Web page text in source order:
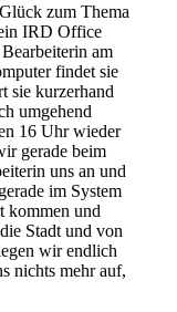
zum Thema
IRD Office
am
findet sie
sie kurzerhand
umgehend
16 Uhr wieder
gerade beim
uns an und
im System
kommen und
Stadt und von
wir endlich
nichts mehr auf,